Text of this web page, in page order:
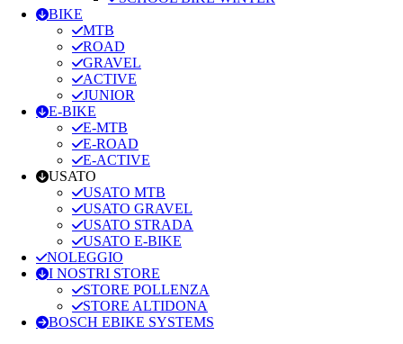
BIKE
MTB
ROAD
GRAVEL
ACTIVE
JUNIOR
E-BIKE
E-MTB
E-ROAD
E-ACTIVE
USATO
USATO MTB
USATO GRAVEL
USATO STRADA
USATO E-BIKE
NOLEGGIO
I NOSTRI STORE
STORE POLLENZA
STORE ALTIDONA
BOSCH EBIKE SYSTEMS